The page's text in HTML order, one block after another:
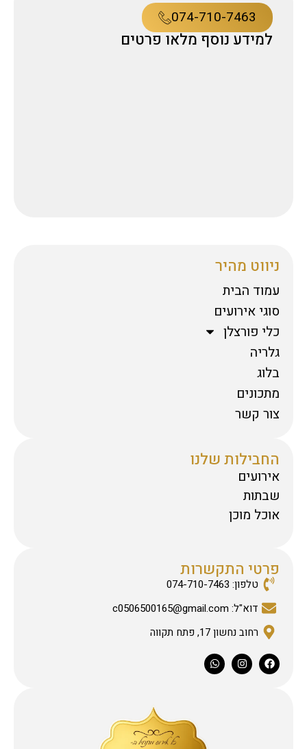
074-710-7463
למידע נוסף מלאו פרטים
ניווט מהיר
עמוד הבית
סוגי אירועים
כלי פורצלן
גלריה
בלוג
מתכונים
צור קשר
החבילות שלנו
אירועים
שבתות
אוכל מוכן
פרטי התקשרות
טלפון: 074-710-7463
דוא"ל: c0506500165@gmail.com
רחוב נחשון 17, פתח תקווה